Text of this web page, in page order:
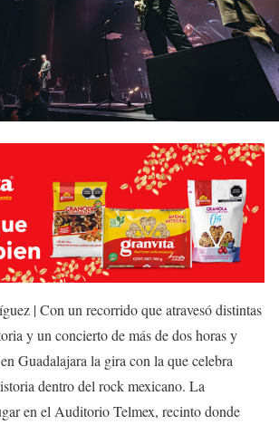
| Con un recorrido que atravesó distintas
y un concierto de más de dos horas y
Guadalajara la gira con la que celebra
dentro del rock mexicano. La
en el Auditorio Telmex, recinto donde